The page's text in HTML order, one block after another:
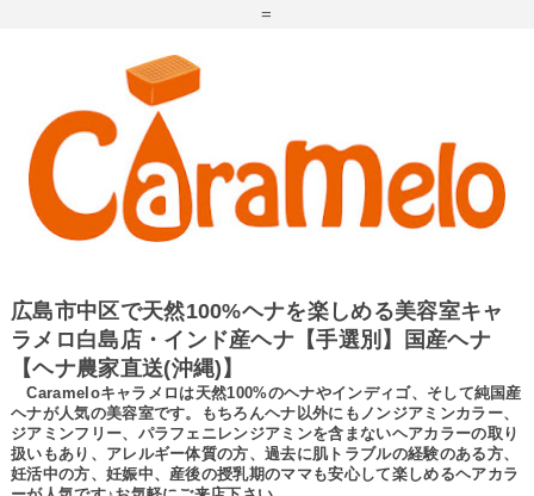
=
広島市中区で天然100%ヘナを楽しめる美容室キャ
ラメロ白島店・インド産ヘナ【手選別】国産ヘナ
【ヘナ農家直送(沖縄)】
Carameloキャラメロは天然100%のヘナやインディゴ、そして純国産
ヘナが人気の美容室です。もちろんヘナ以外にもノンジアミンカラー、
ジアミンフリー、パラフェニレンジアミンを含まないヘアカラーの取り
扱いもあり、アレルギー体質の方、過去に肌トラブルの経験のある方、
妊活中の方、妊娠中、産後の授乳期のママも安心して楽しめるヘアカラ